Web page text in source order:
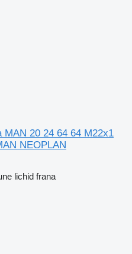
20 24 64 64 M22x1
NEOPLAN
lichid frana